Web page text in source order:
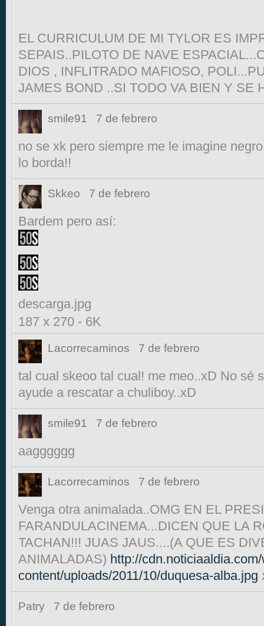
EL CURRICULUM DE MI TYLOR ES
SEPAIS..PILOTO DE NAVE
DIOS , INFLITRADO MAFIOSO,
JAMES BOND ..SI TODO VA BIEN Y SE
smile91 7 de febrero
no se xk pero siempre me le imagine
lo borda!!
Skkeo 7 de febrero
Bardem pero así:
descarga.jpg
187 x 270 - 6K
Lacorrecaminos 7 de febrero
tal cual skeoo tal cual! me meo..xD No sé
ayude a rescatar a chuliboy..xD
smile91 7 de febrero
aagggggg
Lacorrecaminos 7 de febrero
Venga otra animalada..OMG EN EL
FARANDULACINEMA...DICEN QUE LA
TACHAN!!! JUAS JAUS....(A QUE ES
ANIMALADAS) http://
content/uploads/2011/10/duquesa-alba.jpg
Patry 7 de febrero